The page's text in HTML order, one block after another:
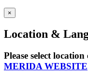
×
Location &
Please select
MERIDA WEBSITE